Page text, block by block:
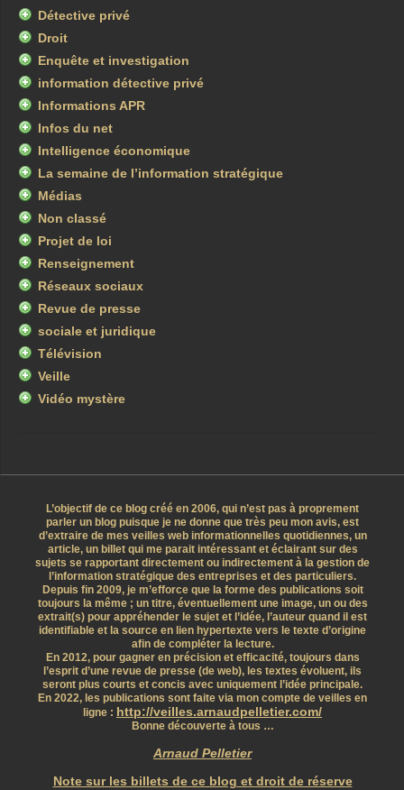
Détective privé
Droit
Enquête et investigation
information détective privé
Informations APR
Infos du net
Intelligence économique
La semaine de l’information stratégique
Médias
Non classé
Projet de loi
Renseignement
Réseaux sociaux
Revue de presse
sociale et juridique
Télévision
Veille
Vidéo mystère
L’objectif de ce blog créé en 2006, qui n’est pas à proprement
parler un blog puisque je ne donne que très peu mon avis, est
d’extraire de mes veilles web informationnelles quotidiennes, un
article, un billet qui me parait intéressant et éclairant sur des
sujets se rapportant directement ou indirectement à la gestion de
l’information stratégique des entreprises et des particuliers.
Depuis fin 2009, je m’efforce que la forme des publications soit
toujours la même ; un titre, éventuellement une image, un ou des
extrait(s) pour appréhender le sujet et l’idée, l’auteur quand il est
identifiable et la source en lien hypertexte vers le texte d’origine
afin de compléter la lecture.
En 2012, pour gagner en précision et efficacité, toujours dans
l’esprit d’une revue de presse (de web), les textes évoluent, ils
seront plus courts et concis avec uniquement l’idée principale.
En 2022, les publications sont faite via mon compte de veilles en
ligne : http://veilles.arnaudpelletier.com/
Bonne découverte à tous …
Arnaud Pelletier
Note sur les billets de ce blog et droit de réserve